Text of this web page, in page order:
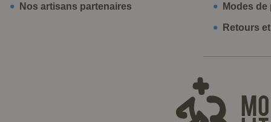
Nos artisans partenaires Modes de
Retours